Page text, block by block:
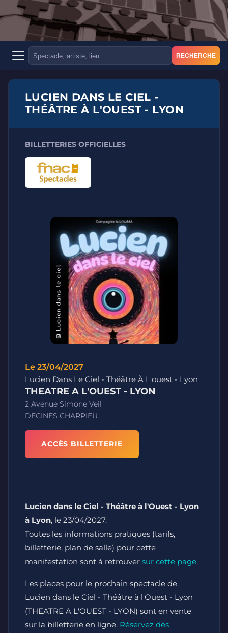
RECHERCHE
LUCIEN DANS LE CIEL -
THÉÂTRE À L'OUEST - LYON
BILLETTERIES OFFICIELLES
Le 23/04/2027
Lucien Dans Le Ciel - Théâtre À L'ouest - Lyon
THEATRE A L'OUEST - LYON
2 Avenue Simone Veil
DECINES CHARPIEU
ACCÈS BILLETTERIE
Lucien dans le Ciel - Théâtre à l'Ouest - Lyon
à Lyon, le 23/04/2027.
Toutes les informations pratiques (tarifs,
billetterie, plan de salle) pour cette
manifestation sont à retrouver sur cette page.
Les places pour le prochain spectacle de
Lucien dans le Ciel - Théâtre à l'Ouest - Lyon
(THEATRE A L'OUEST - LYON) sont en vente
sur la billetterie en ligne. Réservez dès